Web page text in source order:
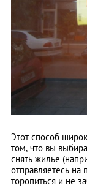
Этот способ
том, что вы
снять жилье
отправляетесь на
торопиться и не